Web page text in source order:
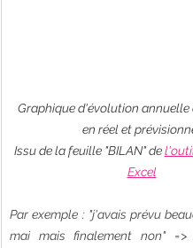
Graphique d'évolution annuelle
en réel et
Issu de la feuille "BILAN" de
Excel
Par exemple : "j'avais prévu
mai mais finalement non"